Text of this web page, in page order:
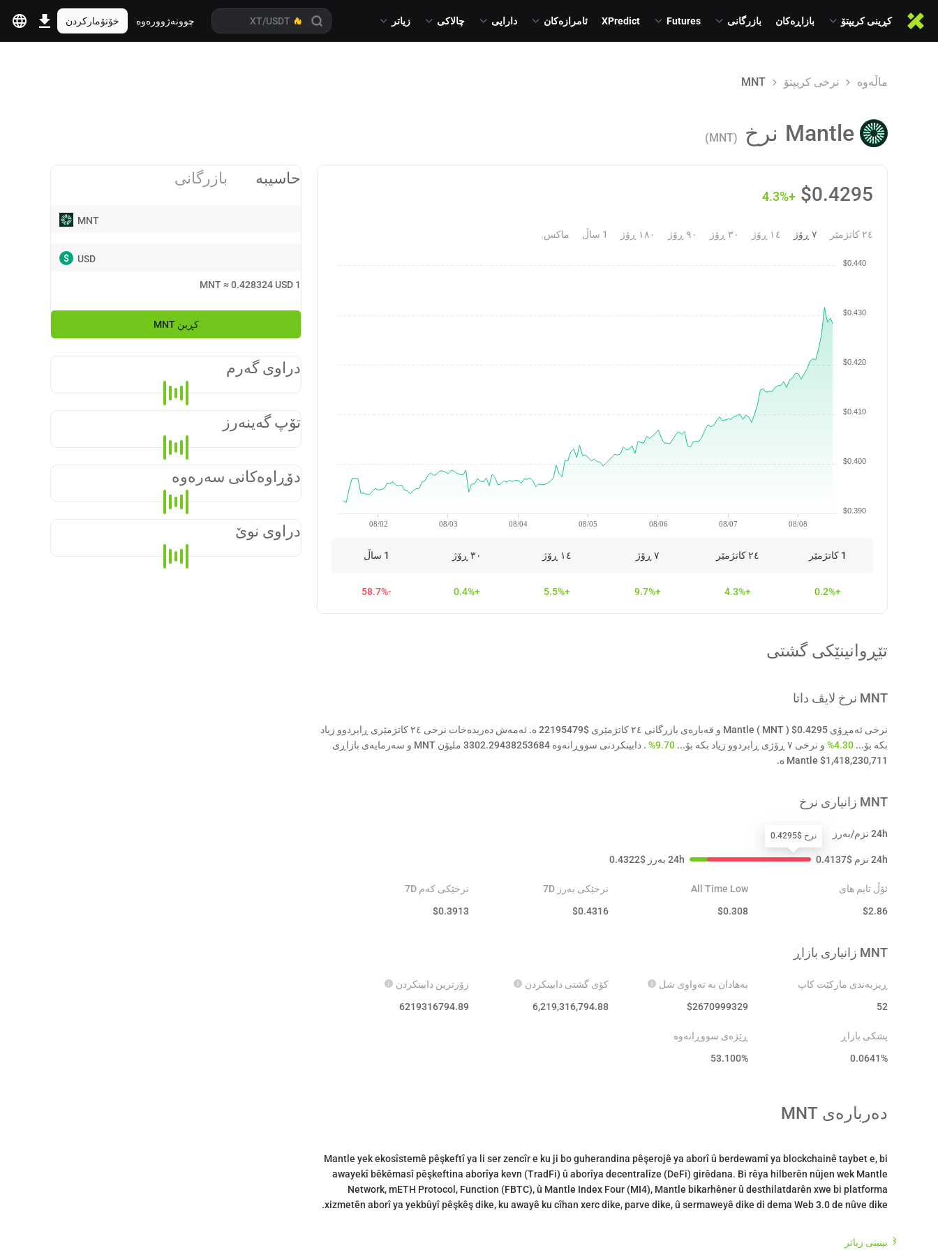
کڕینی کریپتۆ بازاڕەکان بازرگانی Futures
XPredict ئامرازەکان دارایی چالاکی زیاتر چوونەژوورەوە خۆتۆمارکردن
ماڵەوە نرخی کریپتۆ MNT
Mantle نرخ (MNT)
$0.4295
+4.3%
٢٤ کاتژمێر ٧ ڕۆژ ١٤ ڕۆژ ٣٠ ڕۆژ ٩٠ ڕۆژ ١٨٠ ڕۆژ 1 ساڵ ماکس.
08/02 08/03 08/04 08/05 08/06 08/07 08/08
$0.390
$0.400
$0.410
$0.420
$0.430
$0.440
1 کاتژمێر ٢٤ کاتژمێر ٧ ڕۆژ ١٤ ڕۆژ ٣٠ ڕۆژ 1 ساڵ
+0.2%
+4.3%
+9.7%
+5.5%
+0.4%
-58.7%
تێڕوانینێکی گشتی
MNT نرخ لایڤ داتا
نرخی ئەمڕۆی Mantle ( MNT ) $0.4295 و قەبارەی بازرگانی ٢٤ کاتژمێری $22195479 ە. ئەمەش دەریدەخات نرخی ٢٤ کاتژمێری ڕابردوو زیاد
بکە بۆ... 4.30% و نرخی ٧ ڕۆژی ڕابردوو زیاد بکە بۆ... 9.70%
. دابینکردنی سووڕانەوە 3302.29438253684 ملیۆن MNT و سەرمایەی بازاڕی
Mantle $1,418,230,711 ە.
MNT زانیاری نرخ
24h نزم/بەرز
24h نزم $
0.4137
نرخ $0.4295
24h بەرز $
0.4322
ئۆڵ تایم های
$2.86
All Time Low
$0.308
نرخێکی بەرز 7D
$0.4316
نرخێکی کەم 7D
$0.3913
MNT زانیاری بازاڕ
ڕیزبەندی مارکێت کاپ
52
بەهادان بە تەواوی شل
$2670999329
کۆی گشتی دابینکردن
6,219,316,794.88
زۆرترین دابینکردن
6219316794.89
پشکی بازاڕ
0.0641%
ڕێژەی سووڕانەوە
53.100%
دەربارەی MNT
Mantle yek ekosîstemê pêşkeftî ya li ser zencîr e ku ji bo guherandina pêşerojê ya aborî û berdewamî ya blockchainê taybet e, bi
awayekî bêkêmasî pêşkeftina aborîya kevn (TradFi) û aborîya decentralîze (DeFi) girêdana. Bi rêya hilberên nûjen wek Mantle
Network, mETH Protocol, Function (FBTC), û Mantle Index Four (MI4), Mantle bikarhêner û desthilatdarên xwe bi platforma
بینینی زیاتر
حاسیبە بازرگانی
MNT
USD
$
1
MNT≈0.428324 USD
کڕین MNT
دراوی گەرم
تۆپ گەینەرز
دۆڕاوەکانی سەرەوە
دراوی نوێ